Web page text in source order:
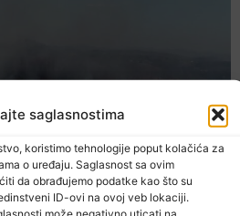
saglasnostima
koristimo tehnologije poput kolačića za
o uređaju. Saglasnost sa ovim
da obrađujemo podatke kao što su
ID-ovi na ovoj veb lokaciji.
može negativno uticati na